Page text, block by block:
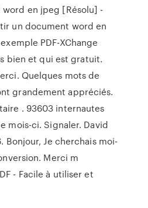
en jpeg [Résolu] -
un document word en
PDF-XChange
bien et qui est gratuit.
Quelques mots de
grandement appréciés.
. 93603 internautes
mois-ci. Signaler. David
Bonjour, Je cherchais moi-
Merci m
- Facile à utiliser et